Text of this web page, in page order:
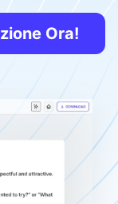
Ora!